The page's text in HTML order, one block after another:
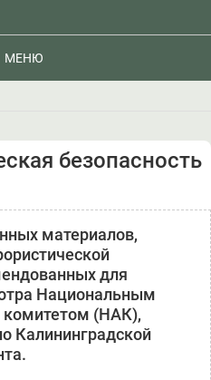
МЕНЮ
безопасность
материалов,
для
Национальным
комитетом (НАК),
Калининградской